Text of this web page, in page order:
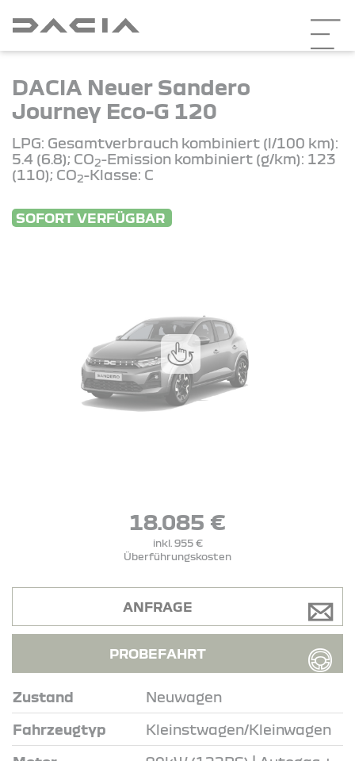
DACIA Neuer Sandero
Journey Eco-G 120
LPG: Gesamtverbrauch kombiniert (l/100 km):
5.4 (6.8); CO2-Emission kombiniert (g/km): 123
(110); CO2-Klasse: C
SOFORT VERFÜGBAR
18.085 €
inkl. 955 €
Überführungskosten
Zustand Neuwagen
Fahrzeugtyp Kleinstwagen/Kleinwagen
ANFRAGE
PROBEFAHRT